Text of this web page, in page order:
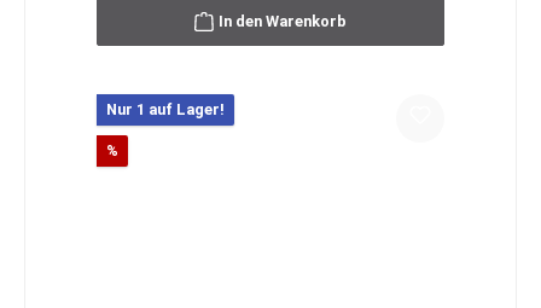
In den Warenkorb
Nur 1 auf Lager!
%Rabatt